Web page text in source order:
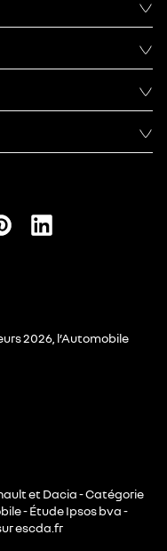
2026, l’Automobile
et Dacia - Catégorie
- Étude Ipsos bva -
escda.fr